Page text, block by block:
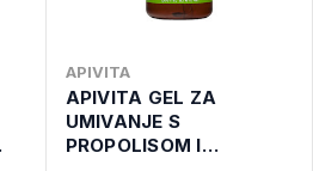
APIVITA
APIVITA GEL ZA
UMIVANJE S
PROPOLISOM I